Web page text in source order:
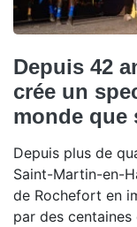
Depuis 42
crée un
monde que
Depuis plus de
Saint-Martin-en-
de Rochefort en
par des